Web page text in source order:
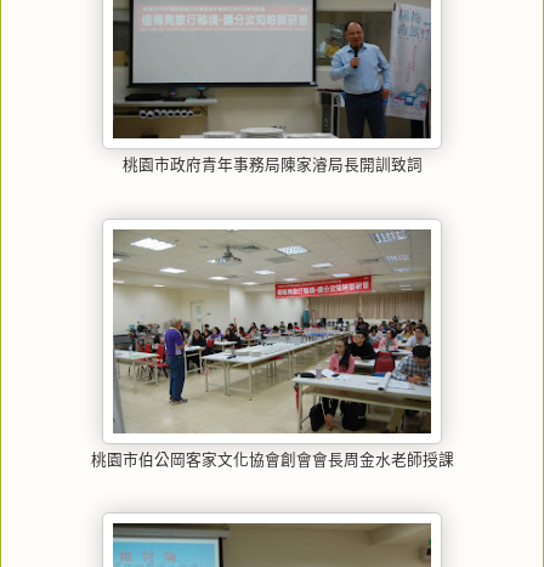
桃園市政府青年事務局陳家濬局長開訓致詞
桃園市伯公岡客家文化協會創會會長周金水老師授課